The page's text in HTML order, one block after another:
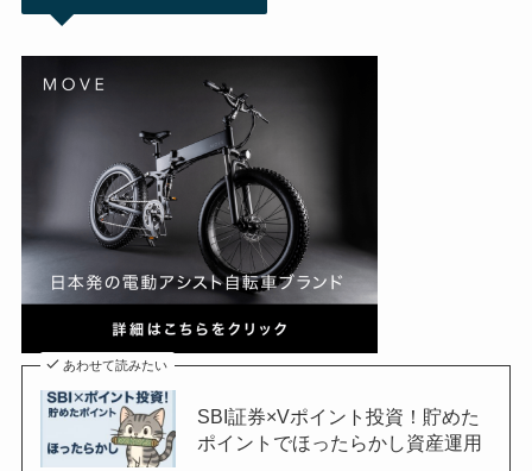
あわせて読みたい
SBI証券×Vポイント投資！貯めた
ポイントでほったらかし資産運用